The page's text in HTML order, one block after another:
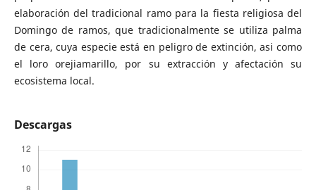
elaboración del tradicional ramo para la fiesta religiosa del
Domingo de ramos, que tradicionalmente se utiliza palma
de cera, cuya especie está en peligro de extinción, asi como
el loro orejiamarillo, por su extracción y afectación su
ecosistema local.
Descargas